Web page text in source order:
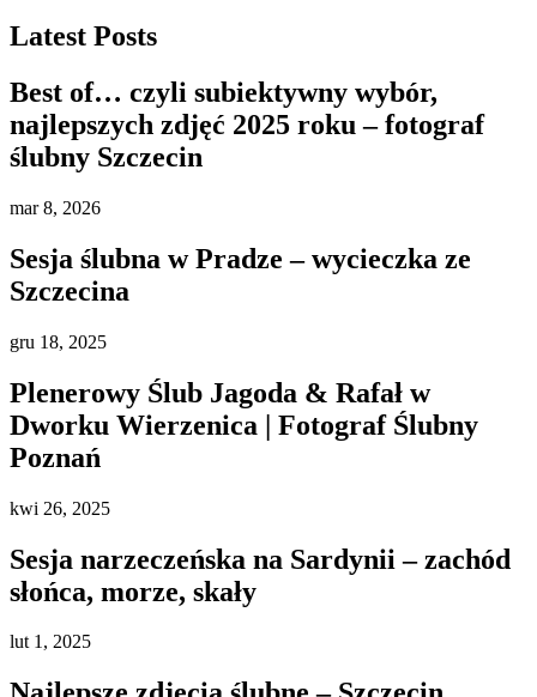
Latest Posts
Best of… czyli subiektywny wybór,
najlepszych zdjęć 2025 roku – fotograf
ślubny Szczecin
mar8, 2026
Sesja ślubna w Pradze – wycieczka ze
Szczecina
gru 18, 2025
Plenerowy Ślub Jagoda & Rafał w
Dworku Wierzenica | Fotograf Ślubny
Poznań
kwi 26, 2025
Sesja narzeczeńska na Sardynii – zachód
słońca, morze, skały
lut1, 2025